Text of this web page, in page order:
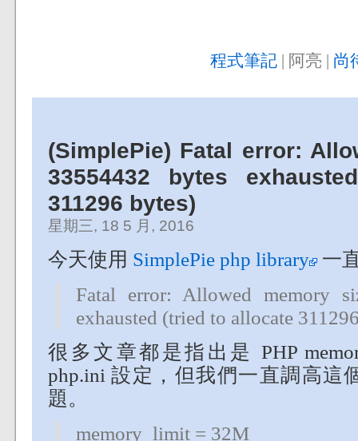
程式筆記 | 阿亮 | 尚
(SimplePie) Fatal error:
33554432 bytes
311296 bytes)
星期三, 18 5 月, 2016
今天使用 SimplePie php library
一
Fatal error: Allowed memory
exhausted (tried to allocate
很多文章都是指出是 PHP
php.ini 設定，但我們一直調高這
題。
memory_limit = 32M